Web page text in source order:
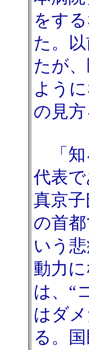
をす
た。
たが
よう
の見方
「知
代表
真京
の首
いう
動力
は、“
はダ
る。